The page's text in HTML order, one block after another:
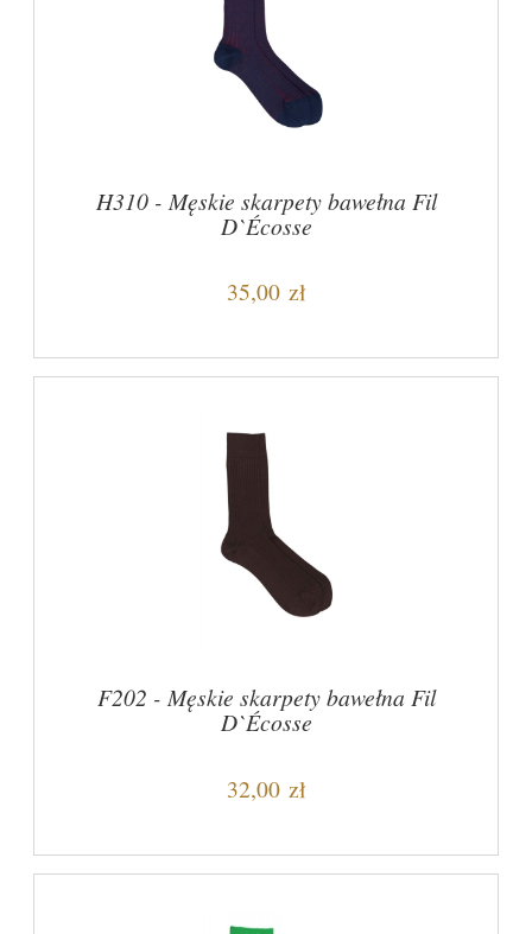
H310 - Męskie skarpety bawełna Fil
D`Écosse
35,00 zł
F202 - Męskie skarpety bawełna Fil
D`Écosse
32,00 zł